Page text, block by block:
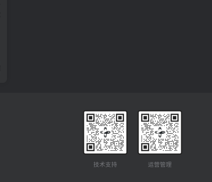
技术支持 运营管理